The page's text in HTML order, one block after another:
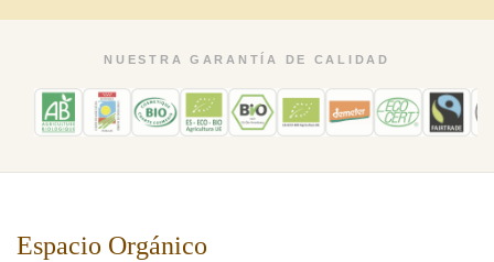
NUESTRA GARANTÍA DE CALIDAD
Espacio Orgánico